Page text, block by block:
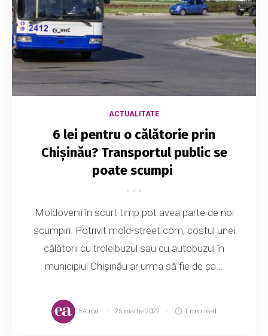
ACTUALITATE
6 lei pentru o călătorie prin
Chișinău? Transportul public se
poate scumpi
Moldovenii în scurt timp pot avea parte de noi
scumpiri. Potrivit mold-street.com, costul unei
călătorii cu troleibuzul sau cu autobuzul în
municipiul Chișinău ar urma să fie de șa...
EA.md 25 martie 2022 1 min read